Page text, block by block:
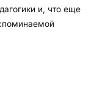
и, что еще